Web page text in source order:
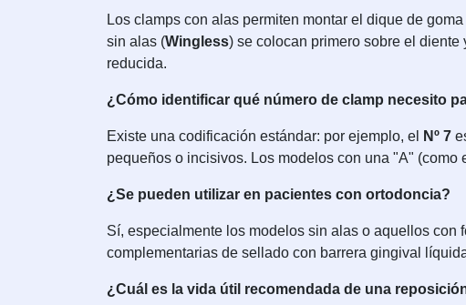
Los clamps con alas permiten montar el dique de
sin alas (Wingless) se colocan primero sobre el
reducida.
¿Cómo identificar qué número de clamp necesito
Existe una codificación estándar: por ejemplo, el Nº 7
pequeños o incisivos. Los modelos con una "A" (como
¿Se pueden utilizar en pacientes con ortodoncia?
Sí, especialmente los modelos sin alas o aquellos
complementarias de sellado con barrera gingival
¿Cuál es la vida útil recomendada de una